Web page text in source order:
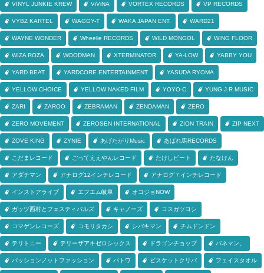
VINYL JUNKIE KREW ViViNA VORTEX RECORDS VP RECORDS
VYBZ KARTEL WAGGY-T WAKA JAPAN ENT. WARD21
WAYNE WONDER Wheelie RECORDS WILD MONGOL WING FLOOR
WIZA ROZA WOODMAN XTERMINATOR YA-LOW YABBY YOU
YARD BEAT YARDCORE ENTERTAINMENT YASUDA RYOMA
YELLOW CHOICE YELLOW NAKED FILM YOYO-C YUNG J.R MUSIC
ZARI ZAROO ZEBRAMAN ZENDAMAN ZERO
ZERO MOVEMENT ZEROSEN INTERNATIONAL ZION TRAIN ZIP NEXT
ZOVE KING ZYNIE あげたがりMusic あばれ馬RECORDS
こだまレコード ごってええやんレコード たけしビート たなけん
アダチマン アナログ12インチレコード アナログ７インチレコード
インストアライブ エフエム岐阜 オコジョNOW
ガッツ西村とフェスティバルズ キャノーズ コスガツヨシ
コマゲンレコーズ コモリタカシ シバキマン チムドンドン
テリトニー テリーザアキゼロシックス ドラゴンチョップ バネマン。
パッションノットファッション パトワ ビスケットクリバ フェイスタオル